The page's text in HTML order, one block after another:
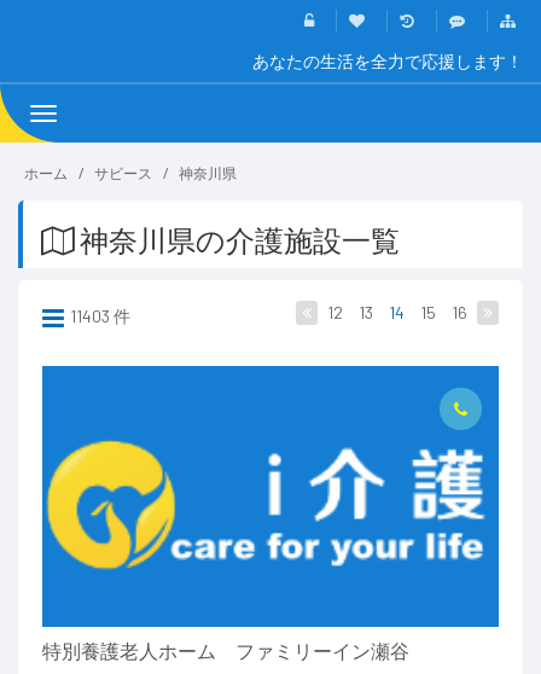
あなたの生活を全力で応援します！
Toggle
navigation
ホーム サビース 神奈川県
神奈川県の介護施設一覧
11403 件 12 13 14 15 16
特別養護老人ホーム ファミリーイン瀬谷